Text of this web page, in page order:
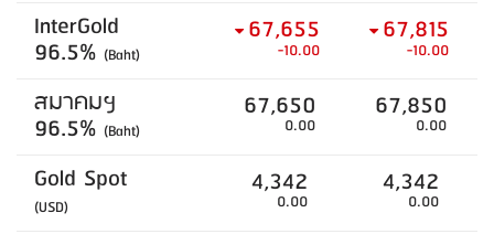
InterGold
96.5% (Baht)
67,655
-10.00
67,815
-10.00
สมาคมฯ
96.5% (Baht)
67,650
0.00
67,850
0.00
Gold Spot
(USD)
4,342
0.00
4,342
0.00